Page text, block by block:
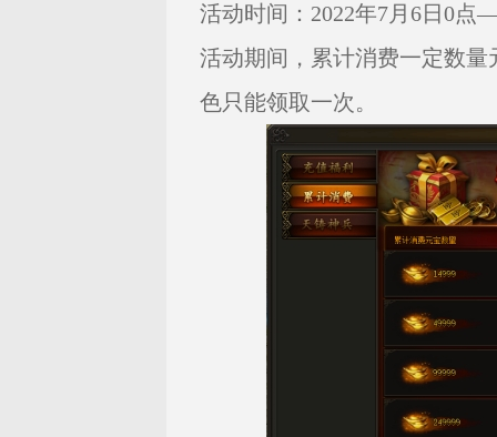
活动时间：2022年7月6日0点
活动期间，累计消费一定数
色只能领取一次。